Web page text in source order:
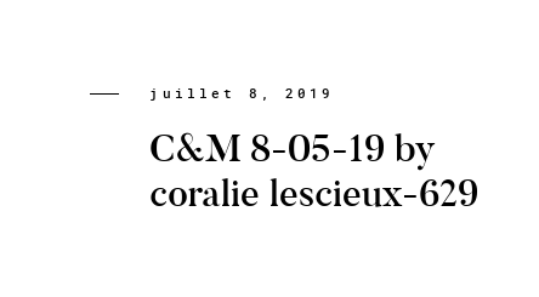
juillet 8, 2019
C&M 8-05-19 by
coralie lescieux-629